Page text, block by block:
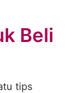
Beli
tips